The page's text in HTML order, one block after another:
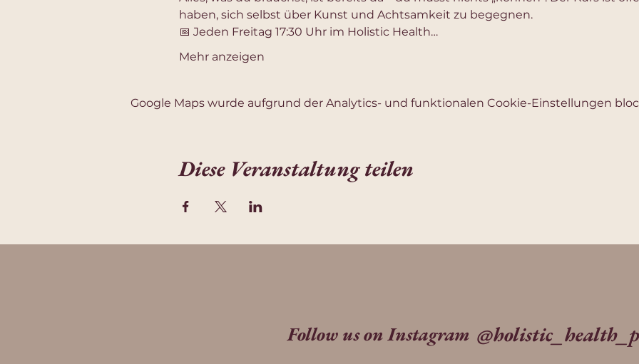
haben, sich selbst über Kunst und Achtsamkeit zu begegnen.
📅 Jeden Freitag 17:30 Uhr im Holistic Health…
Mehr anzeigen
Google Maps wurde aufgrund der Analytics- und funktionalen Cookie-Einstellungen
Diese Veranstaltung teilen
Follow us on Instagram